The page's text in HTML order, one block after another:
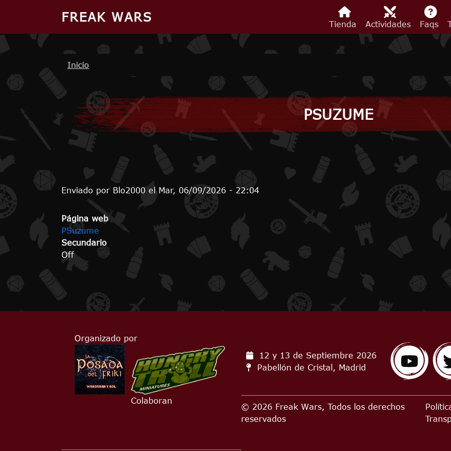
FREAK WARS
Tienda Actividades Faqs
Ruta de navegación
Inicio
PSUZUME
Enviado por Blo2000 elMar, 06/09/2026 - 22:04
Página web
PSuzume
Secundario
Off
Organizado por
Colaboran
12 y 13 de Septiembre 2026
Pabellón de Cristal, Madrid
© 2026 Freak Wars, Todos los derechos
reservados